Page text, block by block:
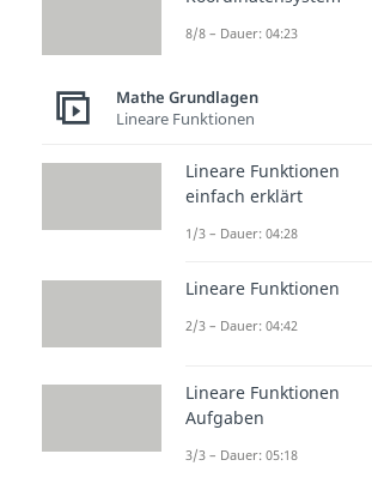
Gleichungssystems.
dich an drei Regeln
Erlaubte
Gauß-Algorithmus
Beim Umformen
diese drei Dinge
Gleichungssystem
Addieren und
von Zeilen
Multiplizieren
von Zeilen mit
8/8 – Dauer: 04:23
Mathe Grundlagen
Lineare Funktionen
Lineare Funktionen
einfach erklärt
1/3 – Dauer: 04:28
Lineare Funktionen
2/3 – Dauer: 04:42
Lineare Funktionen
Aufgaben
3/3 – Dauer: 05:18